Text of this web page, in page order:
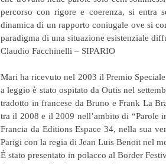
percorso con rigore e coerenza, si entra
dinamica di un rapporto coniugale ove si
paradigma di una situazione esistenziale
Claudio Facchinelli – SIPARIO
Mari ha ricevuto nel 2003 il Premio
a leggio è stato ospitato da Outis nel
tradotto in francese da Bruno e Frank La
tra il 2008 e il 2009 nell’ambito di “Parole
Francia da Editions Espace 34, nella sua
Parigi con la regia di Jean Luis Benoit nel
È stato presentato in polacco al Border